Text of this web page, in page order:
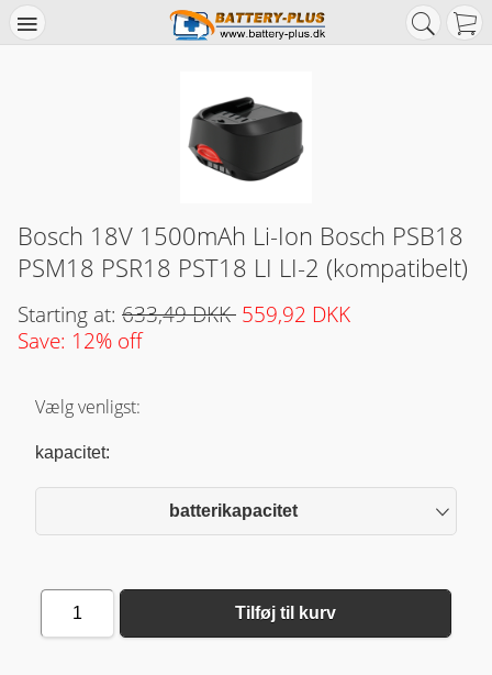
Bosch 18V 1500mAh Li-Ion Bosch PSB18
PSM18 PSR18 PST18 LI LI-2 (kompatibelt)
Starting at: 633,49 DKK 559,92 DKK
Save: 12% off
Vælg venligst:
kapacitet:
batterikapacitet
1 Tilføj til kurv